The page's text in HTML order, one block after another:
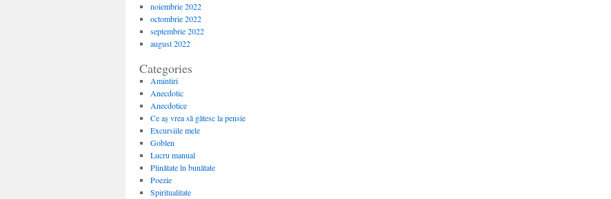
noiembrie 2022
octombrie 2022
septembrie 2022
august 2022
Categories
Amintiri
Anecdotic
Anecdotice
Ce aș vrea să gătesc la pensie
Excursiile mele
Goblen
Lucru manual
Plinătate în bunătate
Poezie
Spiritualitate